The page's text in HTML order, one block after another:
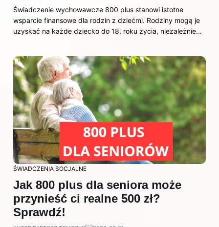
Świadczenie wychowawcze 800 plus stanowi istotne
wsparcie finansowe dla rodzin z dziećmi. Rodziny mogą je
uzyskać na każde dziecko do 18. roku życia, niezależnie…
ŚWIADCZENIA SOCJALNE
Jak 800 plus dla seniora może
przynieść ci realne 500 zł?
Sprawdź!